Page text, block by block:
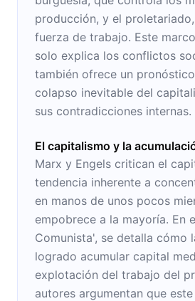
producción, y el
fuerza de trabajo. Este
solo explica los conflictos
también ofrece un
colapso inevitable del
sus contradicciones internas.
El capitalismo y la
Marx y Engels critican el
tendencia inherente a
en manos de unos pocos
empobrece a la mayoría. En
Comunista', se detalla cómo
logrado acumular capital
explotación del trabajo del
autores argumentan que